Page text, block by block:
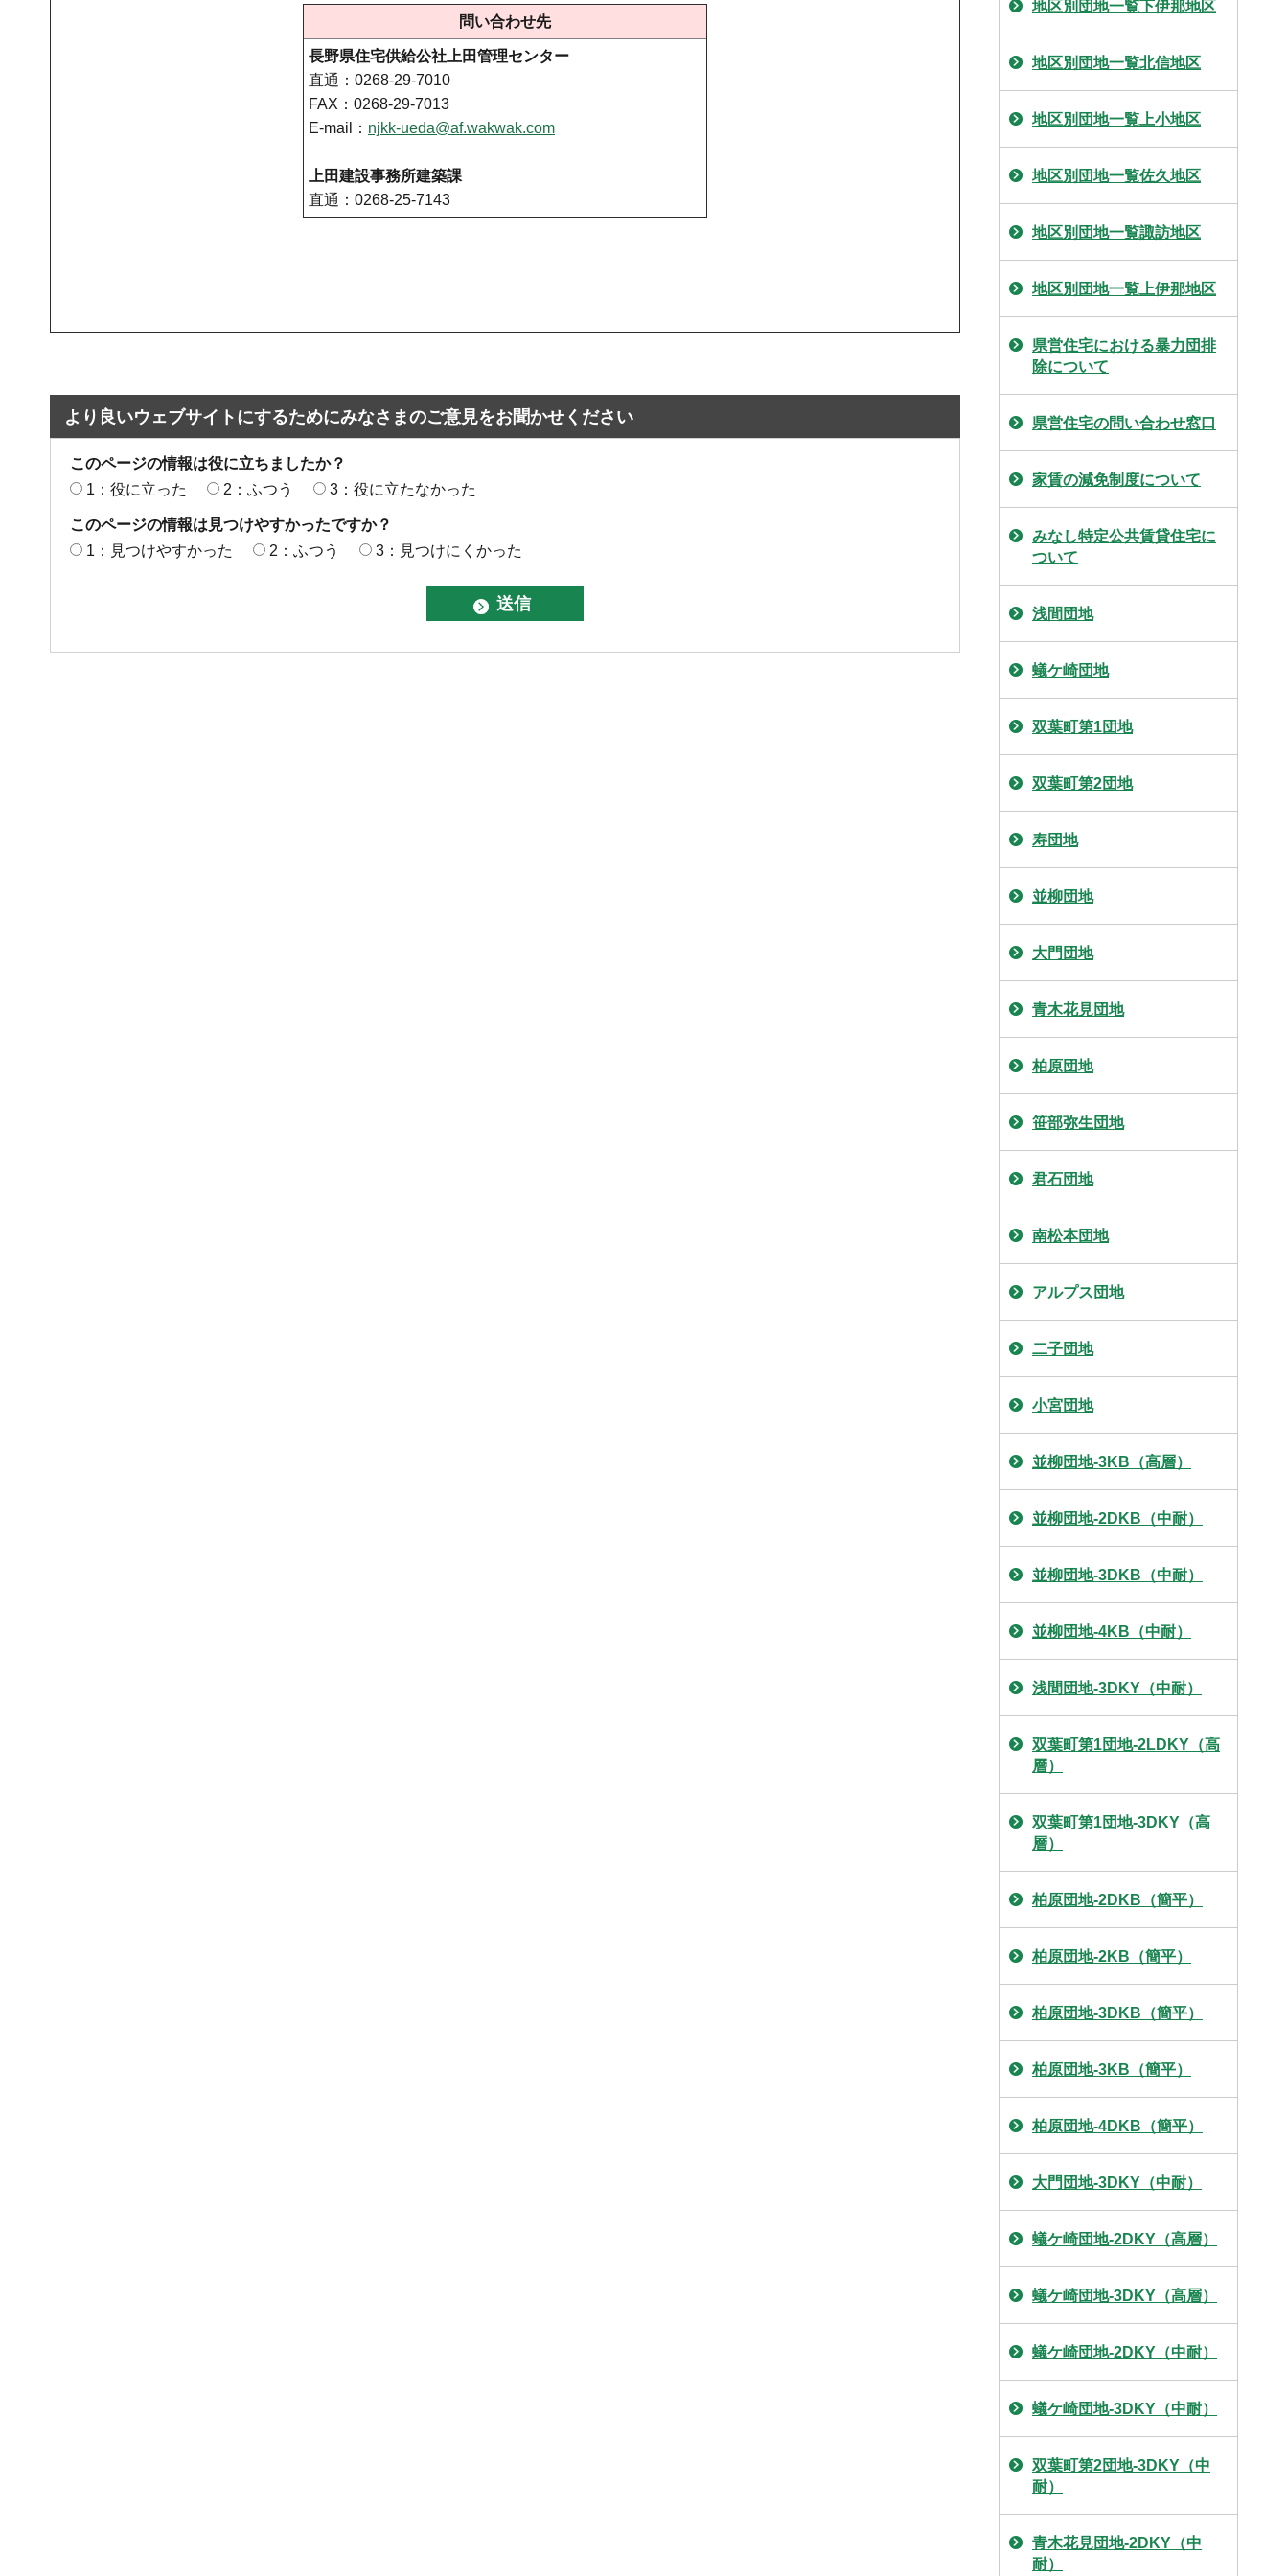
問い合わせ先
長野県住宅供給公社上田管理センター
直通：0268-29-7010
FAX：0268-29-7013
E-mail： njkk-ueda@af.wakwak.com
上田建設事務所建築課
直通：0268-25-7143
より良いウェブサイトにするためにみなさまのご意見をお聞かせください
このページの情報は役に立ちましたか？
1：役に立った
2：ふつう 3：役に立たなかった
このページの情報は見つけやすかったですか？
1：見つけやすかった
2：ふつう 3：見つけにくかった
地区別団地一覧下伊那地区
地区別団地一覧北信地区
地区別団地一覧上小地区
地区別団地一覧佐久地区
地区別団地一覧諏訪地区
地区別団地一覧上伊那地区
県営住宅における暴力団排
除について
県営住宅の問い合わせ窓口
家賃の減免制度について
みなし特定公共賃貸住宅に
ついて
浅間団地
蟻ケ崎団地
双葉町第1団地
双葉町第2団地
寿団地
並柳団地
大門団地
青木花見団地
柏原団地
笹部弥生団地
君石団地
南松本団地
アルプス団地
二子団地
小宮団地
並柳団地-3KB（高層）
並柳団地-2DKB（中耐）
並柳団地-3DKB（中耐）
並柳団地-4KB（中耐）
浅間団地-3DKY（中耐）
双葉町第1団地-2LDKY（高
層）
双葉町第1団地-3DKY（高
層）
柏原団地-2DKB（簡平）
柏原団地-2KB（簡平）
柏原団地-3DKB（簡平）
柏原団地-3KB（簡平）
柏原団地-4DKB（簡平）
大門団地-3DKY（中耐）
蟻ケ崎団地-2DKY（高層）
蟻ケ崎団地-3DKY（高層）
蟻ケ崎団地-2DKY（中耐）
蟻ケ崎団地-3DKY（中耐）
双葉町第2団地-3DKY（中
耐）
青木花見団地-2DKY（中
耐）